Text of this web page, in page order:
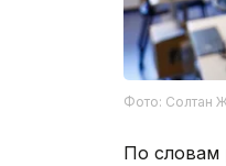
Фото: Солтан
По словам